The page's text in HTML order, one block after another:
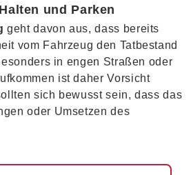
und Parken
geht davon aus, dass bereits
vom Fahrzeug den Tatbestand
in engen Straßen oder
ist daher Vorsicht
sich bewusst sein, dass das
oder Umsetzen des